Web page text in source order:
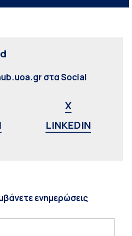
στα Social
X
LINKEDIN
ενημερώσεις